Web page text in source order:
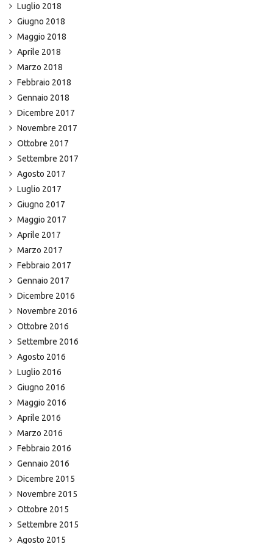
Luglio 2018
Giugno 2018
Maggio 2018
Aprile 2018
Marzo 2018
Febbraio 2018
Gennaio 2018
Dicembre 2017
Novembre 2017
Ottobre 2017
Settembre 2017
Agosto 2017
Luglio 2017
Giugno 2017
Maggio 2017
Aprile 2017
Marzo 2017
Febbraio 2017
Gennaio 2017
Dicembre 2016
Novembre 2016
Ottobre 2016
Settembre 2016
Agosto 2016
Luglio 2016
Giugno 2016
Maggio 2016
Aprile 2016
Marzo 2016
Febbraio 2016
Gennaio 2016
Dicembre 2015
Novembre 2015
Ottobre 2015
Settembre 2015
Agosto 2015